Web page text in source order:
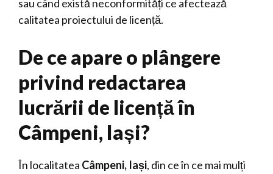
sau când există neconformități ce afectează
calitatea proiectului de licență.
De ce apare o plângere
privind redactarea
lucrării de licență în
Câmpeni, Iași?
În localitatea Câmpeni, Iași, din ce în ce mai mulți